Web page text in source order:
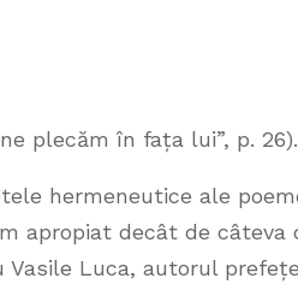
plecăm în fața lui”, p. 26).
hermeneutice ale
apropiat decât de câteva
Luca, autorul